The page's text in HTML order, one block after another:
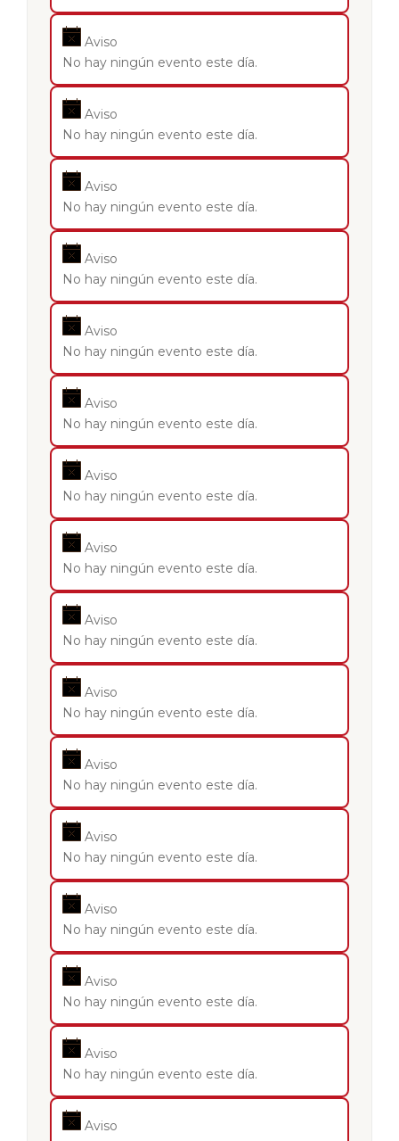
Aviso
No hay ningún evento este día.
Aviso
No hay ningún evento este día.
Aviso
No hay ningún evento este día.
Aviso
No hay ningún evento este día.
Aviso
No hay ningún evento este día.
Aviso
No hay ningún evento este día.
Aviso
No hay ningún evento este día.
Aviso
No hay ningún evento este día.
Aviso
No hay ningún evento este día.
Aviso
No hay ningún evento este día.
Aviso
No hay ningún evento este día.
Aviso
No hay ningún evento este día.
Aviso
No hay ningún evento este día.
Aviso
No hay ningún evento este día.
Aviso
No hay ningún evento este día.
Aviso